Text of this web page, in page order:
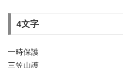
4文字
一時保護
三笠山護